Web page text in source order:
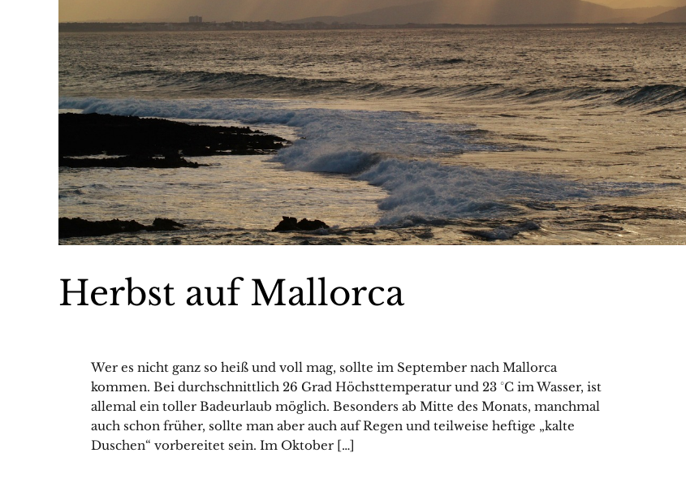
Herbst auf Mallorca
Wer es nicht ganz so heiß und voll mag, sollte im September nach Mallorca
kommen. Bei durchschnittlich 26 Grad Höchsttemperatur und 23 °C im Wasser, ist
allemal ein toller Badeurlaub möglich. Besonders ab Mitte des Monats, manchmal
auch schon früher, sollte man aber auch auf Regen und teilweise heftige „kalte
Duschen“ vorbereitet sein. Im Oktober […]